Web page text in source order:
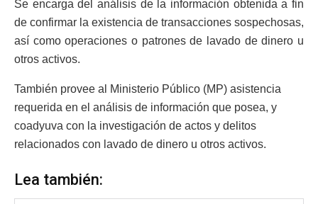
Se encarga del análisis de la información obtenida a fin
de confirmar la existencia de transacciones sospechosas,
así como operaciones o patrones de lavado de dinero u
otros activos.
También provee al Ministerio Público (MP) asistencia
requerida en el análisis de información que posea, y
coadyuva con la investigación de actos y delitos
relacionados con lavado de dinero u otros activos.
Lea también: